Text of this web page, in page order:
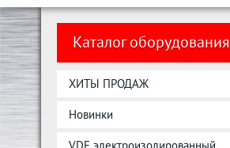
Каталог оборудования
ХИТЫ ПРОДАЖ
Новинки